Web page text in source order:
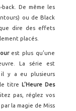
De même les
ou de Black
dire des effets
placés.
est plus qu’une
La série est
il y a eu plusieurs
titre L’Heure Des
pas, réglez vos
la magie de Miss